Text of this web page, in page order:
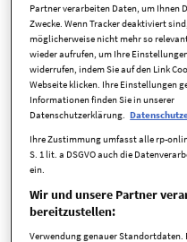
Eckdaten
Art
Kaufpreis
Zimmer
verfügbar ab
Partner verarbeiten Daten, um Ihnen
Zwecke. Wenn Tracker deaktiviert
möglicherweise nicht mehr so
wieder aufrufen, um Ihre
widerrufen, indem Sie auf den Link
Webseite klicken. Ihre Einstellungen
Informationen finden Sie in unserer
Datenschutzerklärung.
Ihre Zustimmung umfasst alle rp-
S. 1 lit. a DSGVO auch die
ein.
Wir und unsere Partner
bereitzustellen:
Verwendung genauer